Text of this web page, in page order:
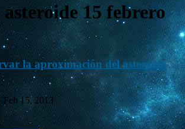
asteroide 15 febrero
la aproximación del asteroide
Feb 15, 2013